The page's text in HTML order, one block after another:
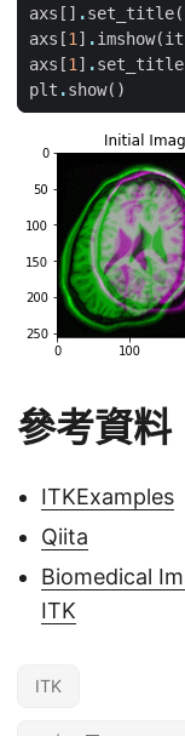
axs [] .set_title(
axs [1] .imshow(
axs [1] .set_title
plt .show()
參考資料
ITKExamples
Qiita
Biomedical
ITK
ITK